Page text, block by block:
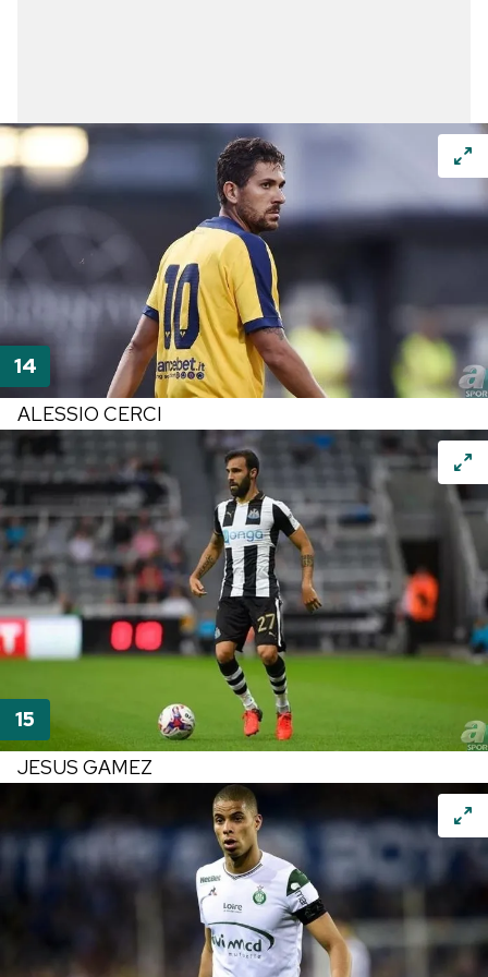
Çerezlere ilişkin tercihlerinizi aşağıda yer alan panel
vasıtasıyla belirleyebilirsiniz. Çerezlere ilişkin detaylı bilgi
için Ayarlar butonuna tıklayabilir,Çerez Bilgilendirme
Metnimizi
ziyaret edebilirsiniz.
6698 sayılı Kişisel Verilerin Korunması Kanunu uyarınca
hazırlanmış Aydınlatma Metnimizi okumak ve sitemizde
ilgili mevzuata uygun olarak kullanılan çerezlerle ilgili bilgi
almak için lütfentıklayınız.
ALESSIO CERCI
JESUS GAMEZ